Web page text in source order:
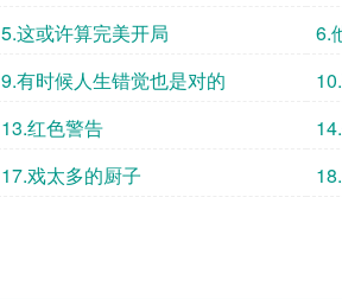
5.这或许算完美开局
6.
9.有时候人生错觉也是对的
13.红色警告
17.戏太多的厨子